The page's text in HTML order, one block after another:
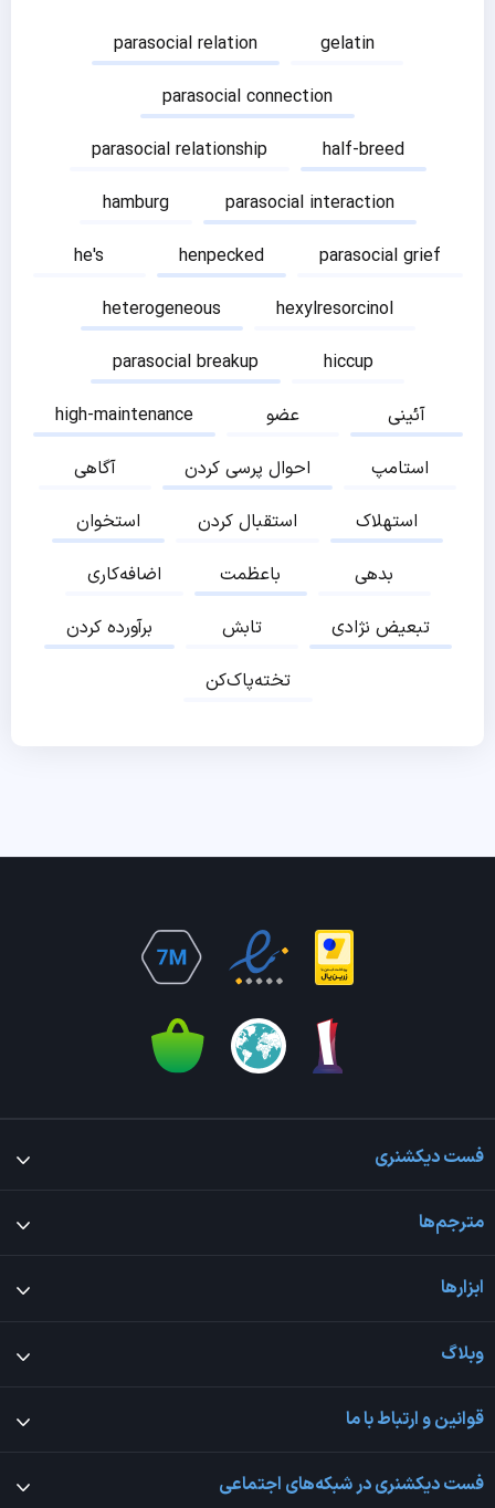
parasocial relation
gelatin
parasocial connection
parasocial relationship
half-breed
hamburg
parasocial interaction
he's
henpecked
parasocial grief
heterogeneous
hexylresorcinol
parasocial breakup
hiccup
high-maintenance
عضو
آئینی
آگاهی
احوال پرسی کردن
استامپ
استخوان
استقبال کردن
استهلاک
اضافه‌کاری
باعظمت
بدهی
برآورده کردن
تابش
تبعیض نژادی
تخته‌پاک‌کن
فست دیکشنری
مترجم‌ها
ابزارها
وبلاگ
قوانین و ارتباط با ما
فست دیکشنری در شبکه‌های اجتماعی